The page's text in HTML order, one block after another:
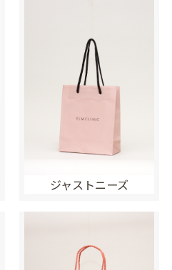
ジャストニーズ